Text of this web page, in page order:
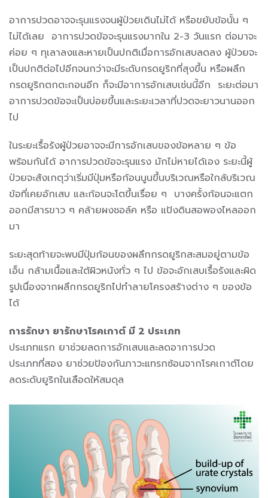
อาการปวดอาจจะรุนแรงจนผู้ป่วยเดินไม่ได้ หรือขยับข้อนั้น ๆ
ไม่ได้เลย อาการปวดข้อจะรุนแรงมากใน 2-3 วันแรก ต่อมาจะ
ค่อย ๆ ทุเลาลงและหายเป็นปกติเมื่อการอักเสบลดลง ผู้ป่วยจะ
เป็นปกติต่อไปอีกจนกว่าจะมีระดับกรดยูริกที่สุงขึ้น หรือผลึก
กรดยูริกตกตะกอนอีก ก็จะมีอาการอักเสบเช่นนี้อีก ระยะต่อมา
อาการปวดข้อจะเป็นบ่อยขึ้นและระยะเวลาที่ปวดจะยาวนานออก
ไป
ในระยะเรื้อรังผู้ป่วยอาจจะมีการอักเสบของข้อหลาย ๆ ข้อ
พร้อมกันได้ อาการปวดข้อจะรุนแรง มักไม่หายได้เอง ระยะนี้ผู้
ป่วยจะสังเกตุว่าเริ่มมีปุ่มหรือก้อนนูนขึ้นบริเวณหรือใกล้บริเวณ
ข้อที่เคยอักเสบ และก้อนจะโตขึ้นเรื่อย ๆ บางครั้งก้อนจะแตก
ออกมีสารขาว ๆ คล้ายผงชอล์ค หรือ แป้งดินสอพองไหลออก
มา
ระยะสุดท้ายจะพบมีปุ่มก้อนของผลึกกรดยูริกสะสมอยู่ตามข้อ
เอ็น กล้ามเนื้อและใต้ผิวหนังทั่ว ๆ ไป ข้อจะอักเสบเรื้อรังและผิด
รูปเนื่องจากผลึกกรดยูริกไปทำลายโครงสร้างต่าง ๆ ของข้อ
ได้
การรักษา ยารักษาโรคเกาต์ มี 2 ประเภท
ประเภทแรก ยาช่วยลดการอักเสบและลดอาการปวด
ประเภทที่สอง ยาช่วยป้องกันภาวะแทรกซ้อนจากโรคเกาต์โดย
ลดระดับยูริกในเลือดให้สมดุล